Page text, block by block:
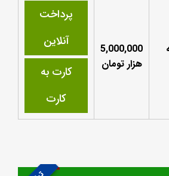
5,000,000
هزار تومان
پرداخت
آنلاین
کارت به
کارت